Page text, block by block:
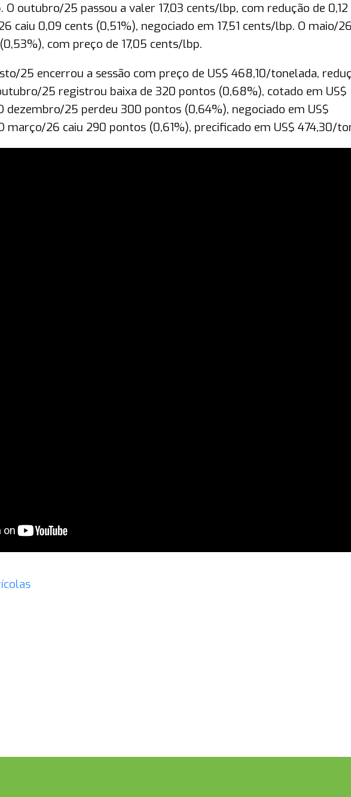
O outubro/25 passou a valer 17,03 cents/lbp, com redução de
caiu 0,09 cents (0,51%), negociado em 17,51 cents/lbp. O maio/
com preço de 17,05 cents/lbp.
25 encerrou a sessão com preço de US$ 468,10/tonelada,
25 registrou baixa de 320 pontos (0,68%), cotado em US$
dezembro/25 perdeu 300 pontos (0,64%), negociado em US$
março/26 caiu 290 pontos (0,61%), precificado em US$ 474,30/